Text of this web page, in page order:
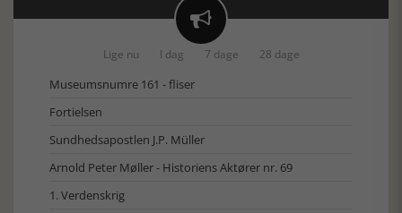

Lige nu I dag 7 dage 28 dage
Museumsnumre 161 - fliser
Fortielsen
Sundhedsapostlen J.P. Müller
Arnold Peter Møller - Historiens Aktører nr. 69
1. Verdenskrig